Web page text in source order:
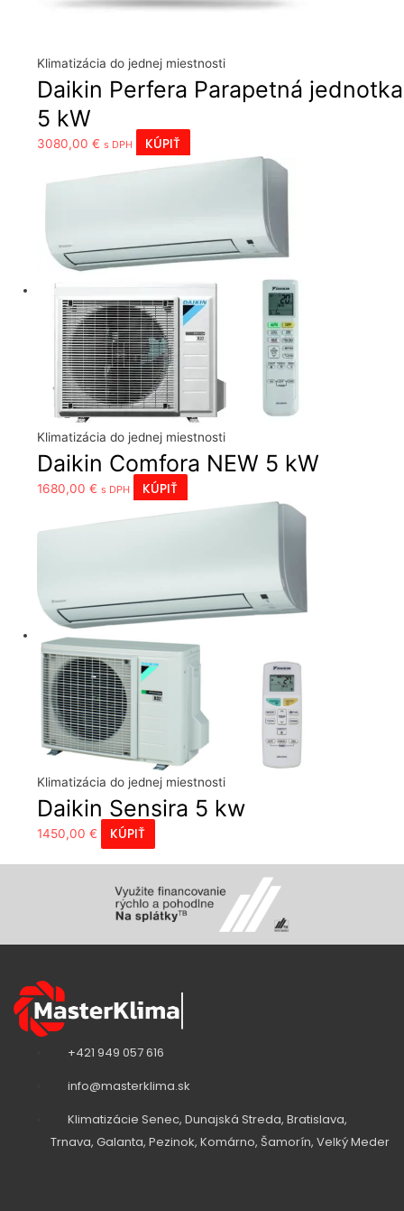
Klimatizácia do jednej miestnosti
Daikin Perfera Parapetná jednotka
5 kW
3080,00€ s DPH KÚPIŤ
Klimatizácia do jednej miestnosti
Daikin Comfora NEW 5 kW
1680,00€ s DPH KÚPIŤ
Klimatizácia do jednej miestnosti
Daikin Sensira 5 kw
1450,00€ KÚPIŤ
+421 949 057 616
info@masterklima.sk
Klimatizácie Senec, Dunajská Streda, Bratislava,
Trnava, Galanta, Pezinok, Komárno, Šamorín, Velký Meder